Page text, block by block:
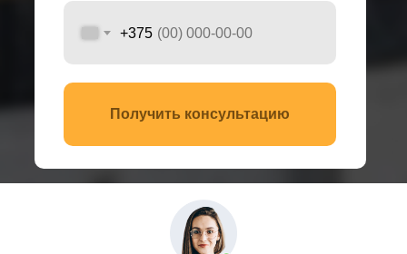
+375
Получить консультацию